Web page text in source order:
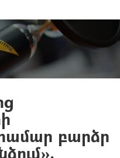
բարձր